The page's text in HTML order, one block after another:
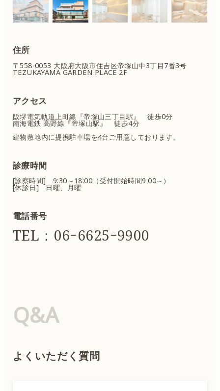
住所
〒558-0053 大阪府大阪市住吉区帝塚山中3丁目7番3号
TEZUKAYAMA GARDEN PLACE 2F
アクセス
阪堺電気軌道上町線『帝塚山三丁目駅』 徒歩0分
南海電鉄 高野線『帝塚山駅』 徒歩4分
建物敷地内に提携駐車場を4台ご用意しております。
診療時間
[診察時間] 9:30～18:00（受付開始時間9:00～）
[休診日] 日曜、月曜
電話番号
TEL：06ｰ6625ｰ9900
Q&A
よくいただく質問